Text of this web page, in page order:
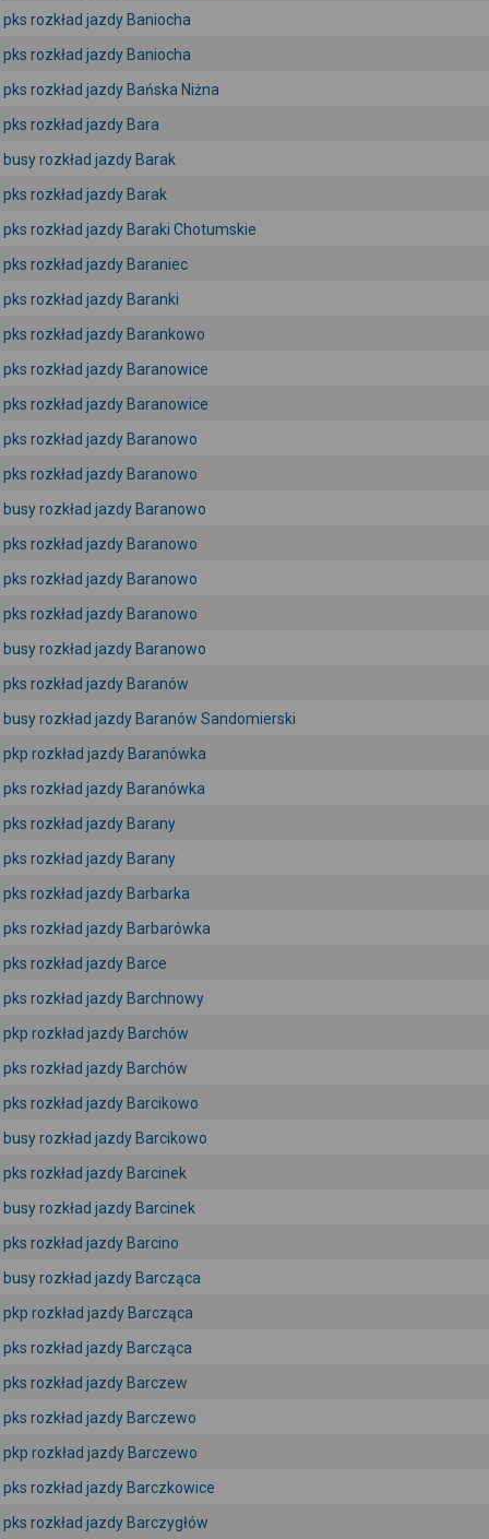
pks rozkład jazdy Baniocha
pks rozkład jazdy Baniocha
pks rozkład jazdy Bańska Niżna
pks rozkład jazdy Bara
busy rozkład jazdy Barak
pks rozkład jazdy Barak
pks rozkład jazdy Baraki Chotumskie
pks rozkład jazdy Baraniec
pks rozkład jazdy Baranki
pks rozkład jazdy Barankowo
pks rozkład jazdy Baranowice
pks rozkład jazdy Baranowice
pks rozkład jazdy Baranowo
pks rozkład jazdy Baranowo
busy rozkład jazdy Baranowo
pks rozkład jazdy Baranowo
pks rozkład jazdy Baranowo
pks rozkład jazdy Baranowo
busy rozkład jazdy Baranowo
pks rozkład jazdy Baranów
busy rozkład jazdy Baranów Sandomierski
pkp rozkład jazdy Baranówka
pks rozkład jazdy Baranówka
pks rozkład jazdy Barany
pks rozkład jazdy Barany
pks rozkład jazdy Barbarka
pks rozkład jazdy Barbarówka
pks rozkład jazdy Barce
pks rozkład jazdy Barchnowy
pkp rozkład jazdy Barchów
pks rozkład jazdy Barchów
pks rozkład jazdy Barcikowo
busy rozkład jazdy Barcikowo
pks rozkład jazdy Barcinek
busy rozkład jazdy Barcinek
pks rozkład jazdy Barcino
busy rozkład jazdy Barcząca
pkp rozkład jazdy Barcząca
pks rozkład jazdy Barcząca
pks rozkład jazdy Barczew
pks rozkład jazdy Barczewo
pkp rozkład jazdy Barczewo
pks rozkład jazdy Barczkowice
pks rozkład jazdy Barczygłów